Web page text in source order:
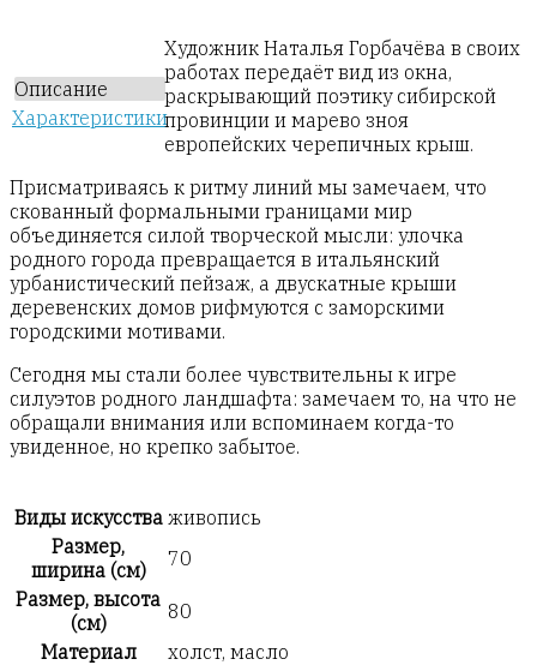
Описание
Характеристики
Художник Наталья Горбачёва в своих
работах передаёт вид из окна,
раскрывающий поэтику сибирской
провинции и марево зноя
европейских черепичных крыш.
Присматриваясь к ритму линий мы замечаем, что
скованный формальными границами мир
объединяется силой творческой мысли: улочка
родного города превращается в итальянский
урбанистический пейзаж, а двускатные крыши
деревенских домов рифмуются с заморскими
городскими мотивами.
Сегодня мы стали более чувствительны к игре
силуэтов родного ландшафта: замечаем то, на что не
обращали внимания или вспоминаем когда-то
увиденное, но крепко забытое.
Виды искусства живопись
Размер,
ширина (см)
70
Размер, высота
(см)
80
Материал
холст, масло